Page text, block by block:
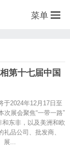
菜单
第十七届中国
于2024年12月17日至
次展会聚焦“一带一路”
东非，以及美洲和欧
品公司、批发商、
展...